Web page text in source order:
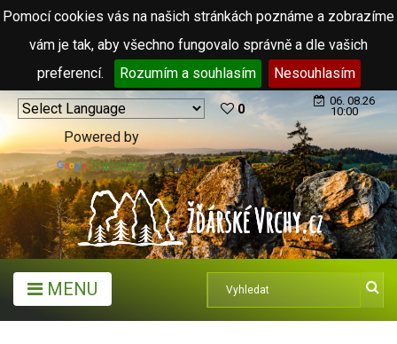
Pomocí cookies vás na našich stránkách poznáme a zobrazíme
vám je tak, aby všechno fungovalo správně a dle vašich
preferencí.
Rozumím a souhlasím Nesouhlasím
Powered by
Translate
0
06. 08.26
10:00
MENU